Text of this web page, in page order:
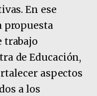
En ese
propuesta
trabajo
de Educación,
aspectos
a los